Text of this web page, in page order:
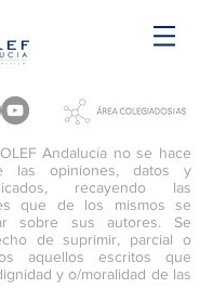
Andalucía no se hace
las opiniones, datos y
recayendo las
que de los mismos se
sobre sus autores. Se
de suprimir, parcial o
aquellos escritos que
y o/moralidad de las